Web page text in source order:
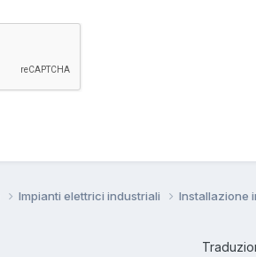
Impianti elettrici industriali Installazione